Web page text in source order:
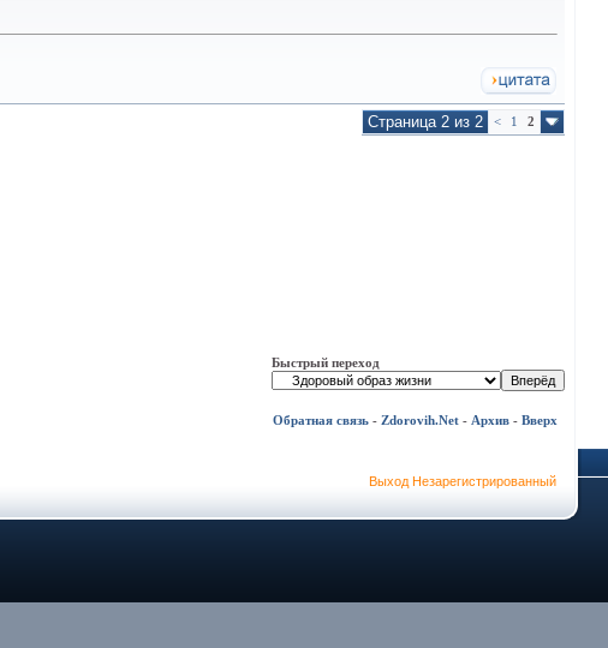
Страница 2 из 2 < 1 2
Быстрый переход
Обратная связь - Zdorovih.Net - Архив - Вверх
Выход Незарегистрированный